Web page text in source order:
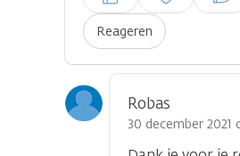
Reageren
plaatsen
Robas
30 december 2021